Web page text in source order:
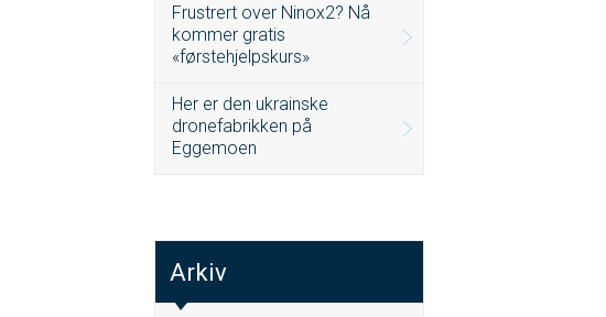
Frustrert over Ninox2? Nå
kommer gratis
«førstehjelpskurs»
Her er den ukrainske
dronefabrikken på
Eggemoen
Arkiv